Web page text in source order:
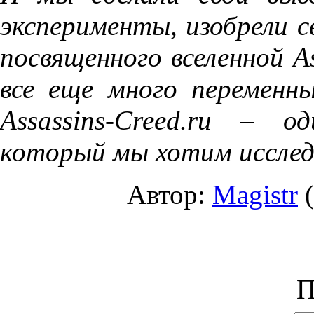
эксперименты, изобрели
посвященного вселенной
все еще много
Assassins-Creed.ru –
который мы хотим
Автор: Magistr